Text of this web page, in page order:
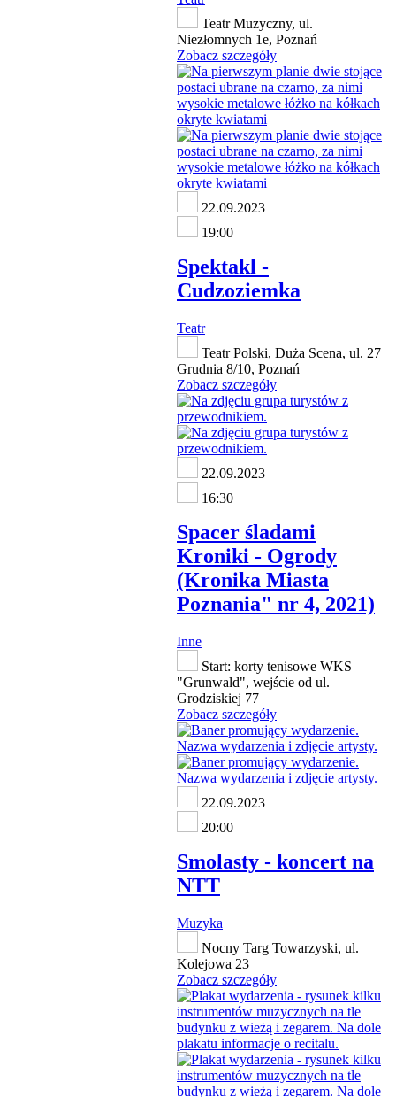
Teatr Muzyczny, ul.
Niezłomnych 1e, Poznań
Zobacz szczegóły
22.09.2023
19:00
Spektakl -
Cudzoziemka
Teatr
Teatr Polski, Duża Scena, ul. 27
Grudnia 8/10, Poznań
Zobacz szczegóły
22.09.2023
16:30
Spacer śladami
Kroniki - Ogrody
(Kronika Miasta
Poznania" nr 4, 2021)
Inne
Start: korty tenisowe WKS
"Grunwald", wejście od ul.
Grodziskiej 77
Zobacz szczegóły
22.09.2023
20:00
Smolasty - koncert na
NTT
Muzyka
Nocny Targ Towarzyski, ul.
Kolejowa 23
Zobacz szczegóły